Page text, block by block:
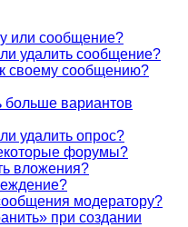
или сообщение?
удалить сообщение?
своему сообщению?
больше вариантов
удалить опрос?
форумы?
вложения?
модератору?
при создании